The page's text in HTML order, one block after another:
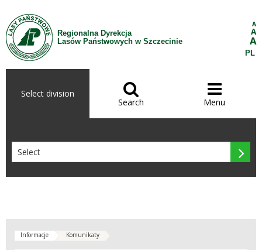
Skip to Content
Regionalna Dyrekcja
Lasów Państwowych w Szczecinie
A
A
A
PL
Select division 
Search

Menu

Informacje Komunikaty